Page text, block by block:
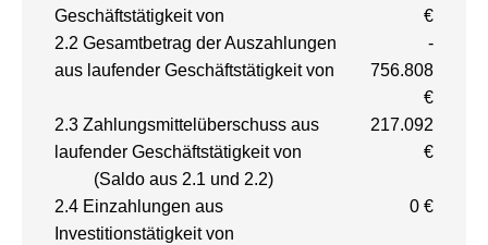
Geschäftstätigkeit von
€
2.2 Gesamtbetrag der Auszahlungen
aus laufender Geschäftstätigkeit von
-
756.808
€
2.3 Zahlungsmittelüberschuss aus
laufender Geschäftstätigkeit von
(Saldo aus 2.1 und 2.2)
217.092
€
2.4 Einzahlungen aus
Investitionstätigkeit von
0 €